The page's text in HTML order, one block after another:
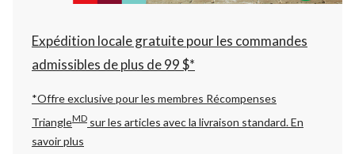
Expédition locale gratuite pour les commandes
admissibles de plus de 99 $*
*Offre exclusive pour les membres Récompenses
TriangleMD sur les articles avec la livraison standard.En
savoir plus